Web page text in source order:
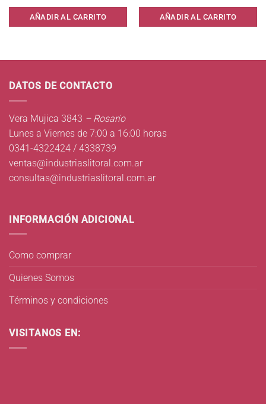
AÑADIR AL CARRITO AÑADIR AL CARRITO
DATOS DE CONTACTO
Vera Mujica 3843 – Rosario
Lunes a Viernes de 7:00 a 16:00 horas
0341-4322424 / 4338739
ventas@industriaslitoral.com.ar
consultas@industriaslitoral.com.ar
INFORMACIÓN ADICIONAL
Como comprar
Quienes Somos
Términos y condiciones
VISITANOS EN: